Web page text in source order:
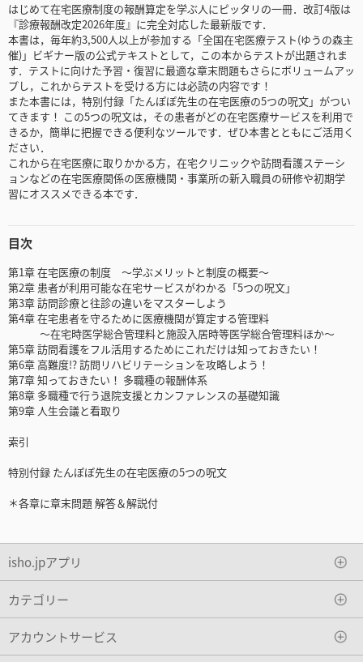
はじめて在宅医療制度の報酬算定を学ぶ人にピッタリの一冊．改訂4版は
『診療報酬改定2026年度』に完全対応した最新版です．
本書は，毎年約3,500人以上が参加する「全国在宅医療テスト(ゆうの森主
催)」ビギナー版の公式テキストとして，この本からテストが出題されま
す．テストに向けた予習・復習に最適な章末問題もさらにボリュームアッ
プし，これからテストを受ける方には必読の内容です！
また本書には，特別付録「たんぽぽ先生の在宅医療の5つの呪文」がつい
てきます！ この5つの呪文は，その患者がどの在宅医療サービスを利用で
きるか，簡単に把握できる便利なツールです．ぜひ本書とともにご活用く
ださい．
これから在宅医療に取りかかる方，在宅クリニックや訪問看護ステーシ
ョンなどの在宅医療関係の医療機関・事業所の新入職員の研修や初期学
習にオススメできる本です．
目次
第1章 在宅医療の制度 ～学ぶメリットと制度の概要～
第2章 患者が利用可能な在宅サービスがわかる「5つの呪文」
第3章 訪問診療と往診の違いをマスターしよう
第4章 在宅患者を守るために医療機関が算定する管理料
～在宅時医学総合管理料と施設入居時等医学総合管理料ほか～
第5章 訪問看護をフル活用するためにこれだけは知っておきたい！
第6章 高難度!? 訪問リハビリテーションを攻略しよう！
第7章 知っておきたい！ 多職種の報酬体系
第8章 多職種で行う退院支援とカンファレンスの基礎知識
第9章 人生会議と看取り
索引
特別付録 たんぽぽ先生の在宅医療の5つの呪文
＊各章に章末問題 解答＆解説付
isho.jpアプリ
カテゴリー
アカウントサービス